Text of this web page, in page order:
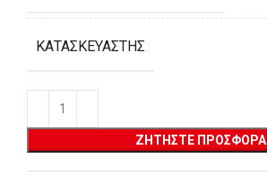
ΚΑΤΑΣΚΕΥΑΣΤΉΣ
ΖΗΤΉΣΤΕ ΠΡΟΣΦΟΡΆ